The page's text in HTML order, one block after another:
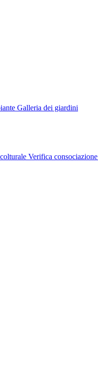
Galleria dei giardini
Verifica consociazione